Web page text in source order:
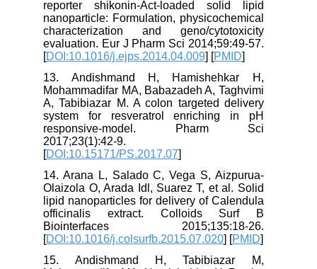
reporter shikonin-Act-loaded solid lipid
nanoparticle: Formulation, physicochemical
characterization and geno/cytotoxicity
evaluation. Eur J Pharm Sci 2014;59:49-57.
[DOI:10.1016/j.ejps.2014.04.009] [PMID
13. Andishmand H, Hamishehkar H,
Mohammadifar MA, Babazadeh A, Taghvimi
A, Tabibiazar M. A colon targeted delivery
system for resveratrol enriching in pH
responsive-model. Pharm Sci
2017;23(1):42-9.
[DOI:10.15171/PS.2017.07
14. Arana L, Salado C, Vega S, Aizpurua-
Olaizola O, Arada Idl, Suarez T, et al. Solid
lipid nanoparticles for delivery of Calendula
officinalis extract. Colloids Surf B
Biointerfaces 2015;135:18-26.
[DOI:10.1016/j.colsurfb.2015.07.020] [PMID
15. Andishmand H, Tabibiazar M,